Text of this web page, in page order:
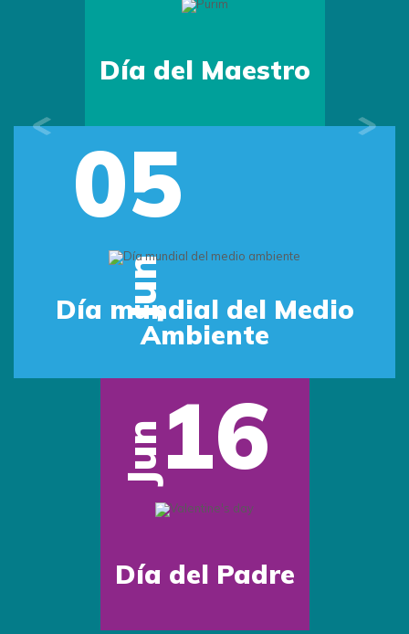
Día del Maestro
Jun
05
Día mundial del Medio
Ambiente
Jun16
Día del Padre
Previous Next